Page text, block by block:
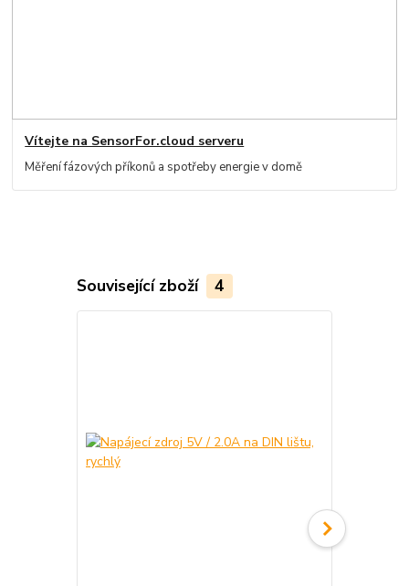
Vítejte na SensorFor.cloud serveru
Měření fázových příkonů a spotřeby energie v domě
Související zboží 4